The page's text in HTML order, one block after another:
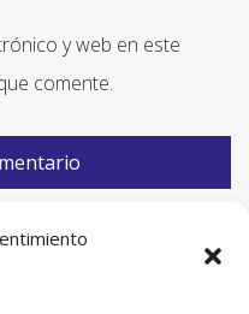
y web en este
comente.